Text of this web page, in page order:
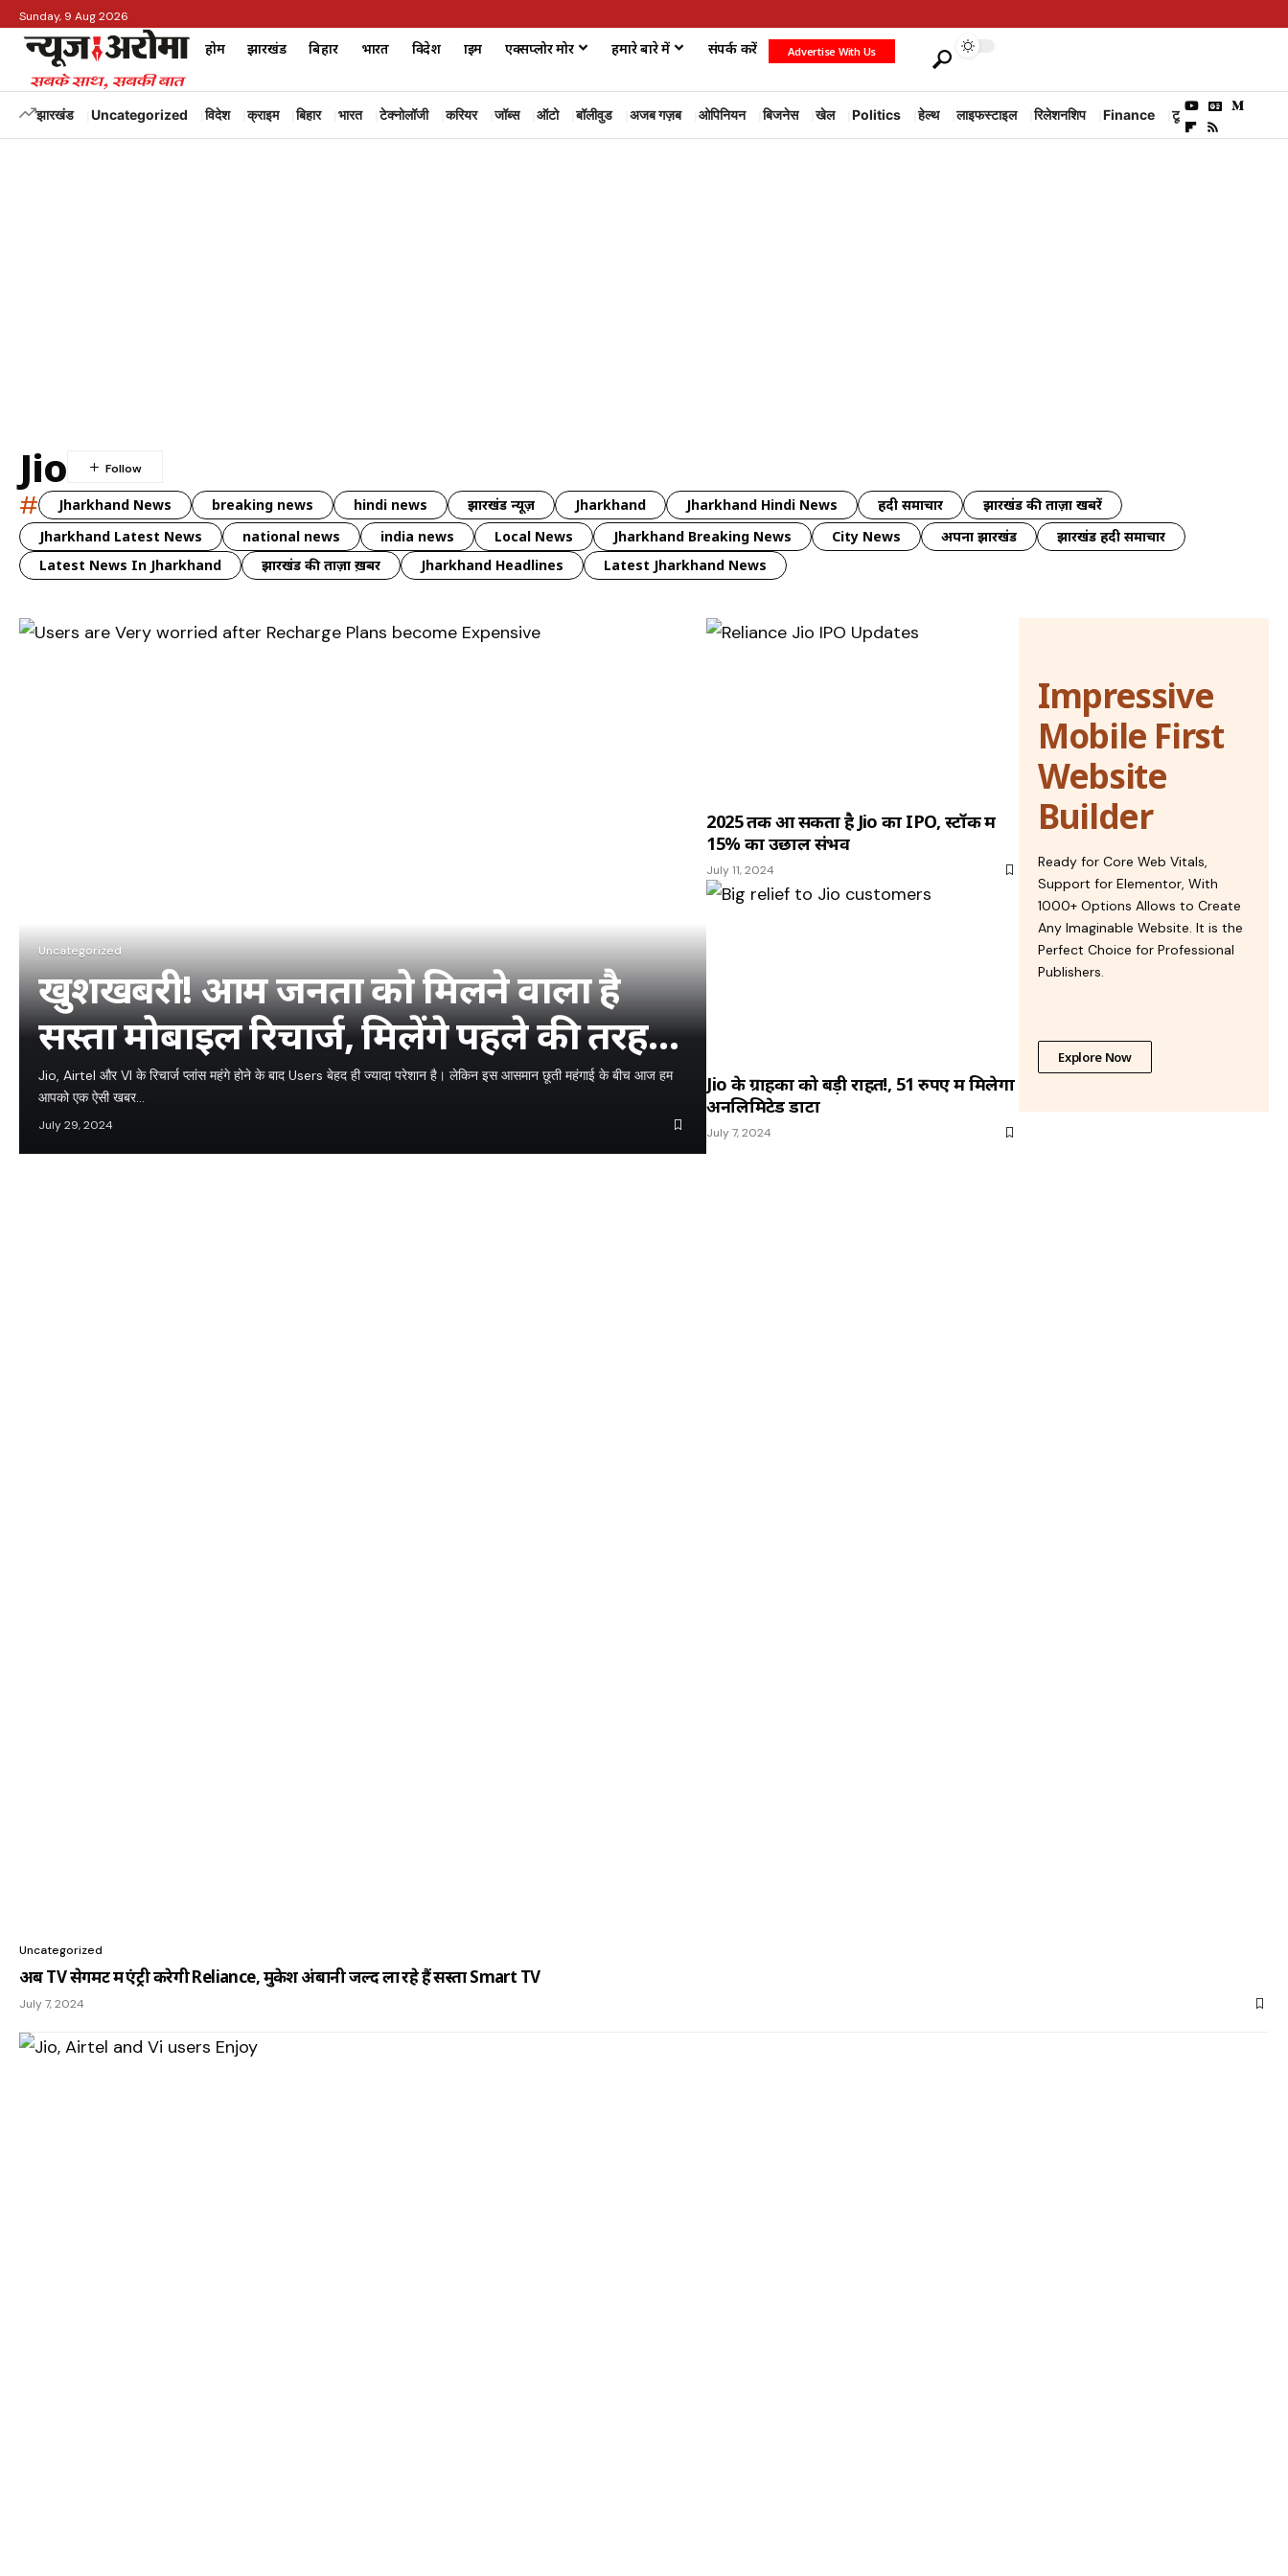
Sunday, 9 Aug 2026
होम झारखंड बिहार भारत विदेश क्राइम एक्सप्लोर मोर हमारे बारे में संपर्क करें Advertise With Us
झारखंड Uncategorized विदेश क्राइम बिहार भारत टेक्नोलॉजी करियर जॉब्स ऑटो बॉलीवुड अजब गज़ब ओपिनियन बिजनेस खेल Politics हेल्थ लाइफस्टाइल रिलेशनशिप Finance टूरिज्म
Jio
# Jharkhand News breaking news hindi news झारखंड न्यूज़ Jharkhand Jharkhand Hindi News हिंदी समाचार
झारखंड की ताज़ा खबरें
Jharkhand Latest News
national news india news Local News Jharkhand Breaking News City News अपना झारखंड
झारखंड हिंदी समाचार
Latest News In Jharkhand
झारखंड की ताज़ा ख़बर Jharkhand Headlines Latest Jharkhand News
Uncategorized
खुशखबरी! आम जनता को मिलने वाला है
सस्ता मोबाइल रिचार्ज, मिलेंगे पहले की तरह
सिर्फ वॉइस कॉल्स और SMS वाले प्लान्स
Jio, Airtel और VI के रिचार्ज प्लांस महंगे होने के बाद Users बेहद ही ज्यादा परेशान है। लेकिन इस आसमान छूती महंगाई के बीच आज हम
आपको एक ऐसी खबर…
July 29, 2024
2025 तक आ सकता है Jio का IPO, स्टॉक में
15% का उछाल संभव
July 11, 2024
Jio के ग्राहकों को बड़ी राहत!, 51 रुपए में मिलेगा
अनलिमिटेड डाटा
July 7, 2024
Impressive
Mobile First
Website
Builder
Ready for Core Web Vitals,
Support for Elementor, With
1000+ Options Allows to Create
Any Imaginable Website. It is the
Perfect Choice for Professional
Publishers.
Explore Now
Uncategorized
अब TV सेगमेंट में एंट्री करेगी Reliance, मुकेश अंबानी जल्द ला रहे हैं सस्ता Smart TV
July 7, 2024